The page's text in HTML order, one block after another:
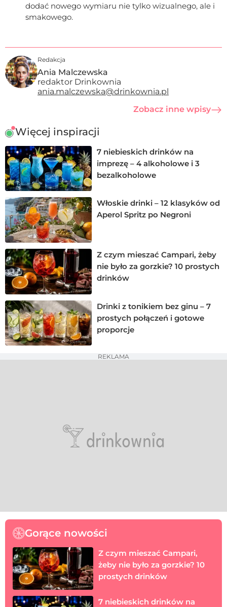
dodać nowego wymiaru nie tylko wizualnego, ale i
smakowego.
Redakcja
Ania Malczewska
redaktor Drinkownia
ania.malczewska@drinkownia.pl
Zobacz inne wpisy
Więcej inspiracji
7 niebieskich drinków na
imprezę – 4 alkoholowe i 3
bezalkoholowe
Włoskie drinki – 12 klasyków od
Aperol Spritz po Negroni
Z czym mieszać Campari, żeby
nie było za gorzkie? 10 prostych
drinków
Drinki z tonikiem bez ginu – 7
prostych połączeń i gotowe
proporcje
REKLAMA
Gorące nowości
Z czym mieszać Campari,
żeby nie było za gorzkie? 10
prostych drinków
7 niebieskich drinków na